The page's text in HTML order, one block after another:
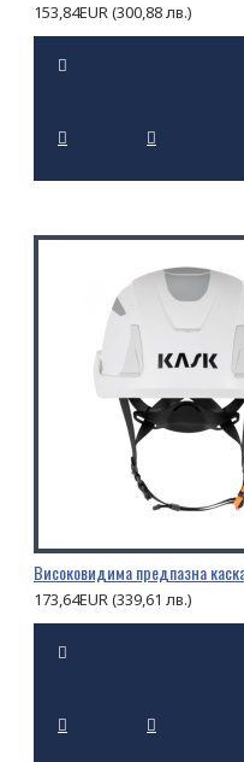
153,84EUR (300,88 лв.)
173,64EUR (339,61 лв.)